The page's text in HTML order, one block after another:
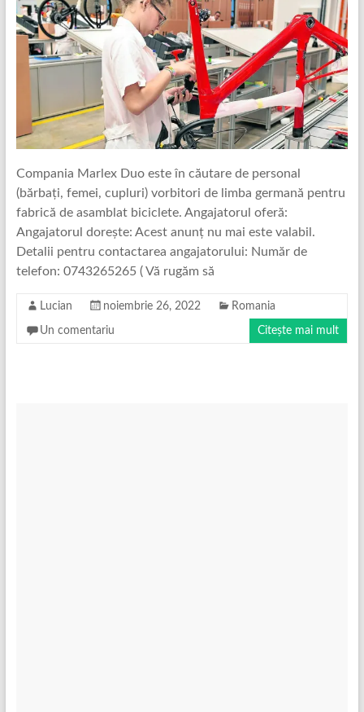
Compania Marlex Duo este în căutare de personal
(bărbați, femei, cupluri) vorbitori de limba germană pentru
fabrică de asamblat biciclete. Angajatorul oferă:
Angajatorul dorește: Acest anunț nu mai este valabil.
Detalii pentru contactarea angajatorului: Număr de
telefon: 0743265265 ( Vă rugăm să
Lucian noiembrie 26, 2022 Romania
Un comentariu Citește mai mult